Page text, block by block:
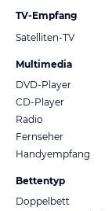
TV-Empfang
Satelliten-TV
Multimedia
DVD-Player
CD-Player
Radio
Fernseher
Handyempfang
Bettentyp
Doppelbett